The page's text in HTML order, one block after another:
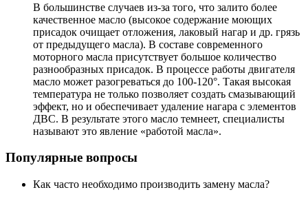
В большинстве случаев из-за того, что залито более
качественное масло (высокое содержание моющих
присадок очищает отложения, лаковый нагар и др. грязь
от предыдущего масла). В составе современного
моторного масла присутствует большое количество
разнообразных присадок. В процессе работы двигателя
масло может разогреваться до 100-120°. Такая высокая
температура не только позволяет создать смазывающий
эффект, но и обеспечивает удаление нагара с элементов
ДВС. В результате этого масло темнеет, специалисты
называют это явление «работой масла».
Популярные вопросы
Как часто необходимо производить замену масла?